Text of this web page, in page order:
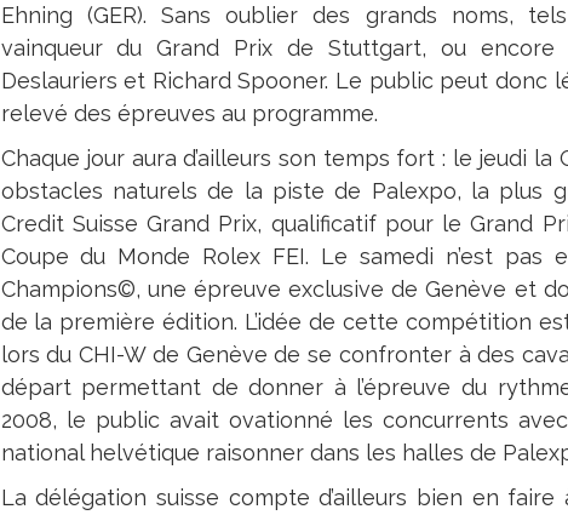
Ehning (GER). Sans oublier des grands noms,
vainqueur du Grand Prix de Stuttgart, ou encore
Deslauriers et Richard Spooner. Le public peut donc
relevé des épreuves au programme.
Chaque jour aura d’ailleurs son temps fort : le jeudi
obstacles naturels de la piste de Palexpo, la plus
Credit Suisse Grand Prix, qualificatif pour le Grand
Coupe du Monde Rolex FEI. Le samedi n’est
Champions©, une épreuve exclusive de Genève et
de la première édition. L’idée de cette compétition
lors du CHI-W de Genève de se confronter à des
départ permettant de donner à l’épreuve du
2008, le public avait ovationné les concurrents avec
national helvétique raisonner dans les halles de
La délégation suisse compte d’ailleurs bien en